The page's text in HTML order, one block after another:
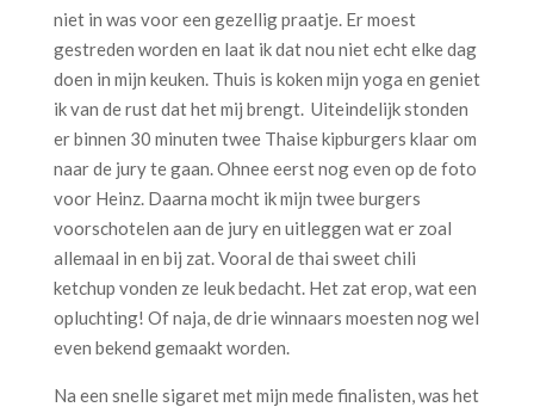
niet in was voor een gezellig praatje. Er moest
gestreden worden en laat ik dat nou niet echt elke dag
doen in mijn keuken. Thuis is koken mijn yoga en geniet
ik van de rust dat het mij brengt. Uiteindelijk stonden
er binnen 30 minuten twee Thaise kipburgers klaar om
naar de jury te gaan. Ohnee eerst nog even op de foto
voor Heinz. Daarna mocht ik mijn twee burgers
voorschotelen aan de jury en uitleggen wat er zoal
allemaal in en bij zat. Vooral de thai sweet chili
ketchup vonden ze leuk bedacht. Het zat erop, wat een
opluchting! Of naja, de drie winnaars moesten nog wel
even bekend gemaakt worden.
Na een snelle sigaret met mijn mede finalisten, was het